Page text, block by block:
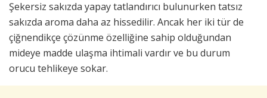
Şekersiz sakızda yapay tatlandırıcı bulunurken tatsız
sakızda aroma daha az hissedilir. Ancak her iki tür de
çiğnendikçe çözünme özelliğine sahip olduğundan
mideye madde ulaşma ihtimali vardır ve bu durum
orucu tehlikeye sokar.